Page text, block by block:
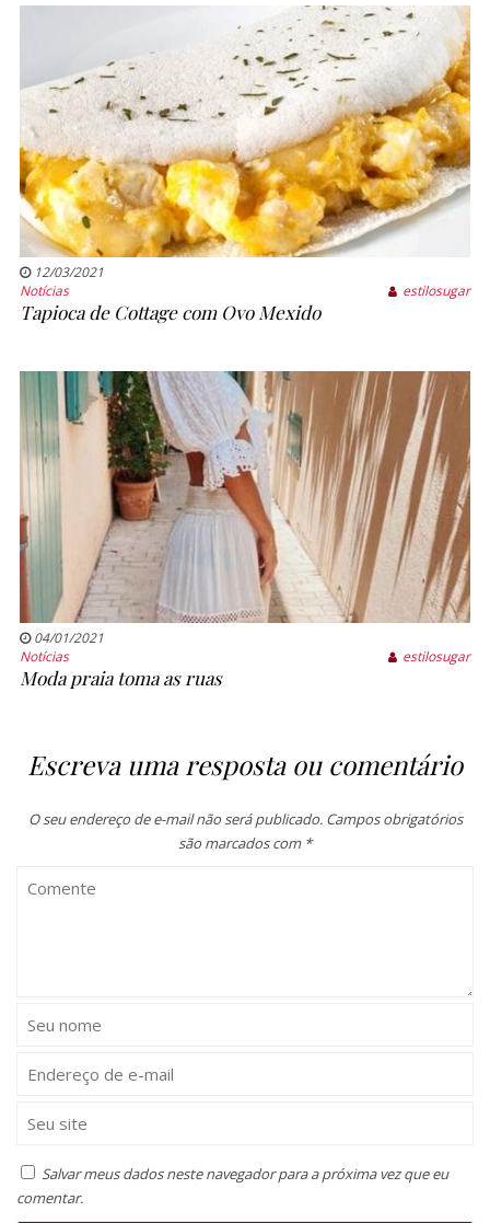
12/03/2021
Notícias
estilosugar
Tapioca de Cottage com Ovo Mexido
04/01/2021
Notícias
estilosugar
Moda praia toma as ruas
Escreva uma resposta ou comentário
O seu endereço de e-mail não será publicado. Campos obrigatórios
são marcados com *
Salvar meus dados neste navegador para a próxima vez que eu
comentar.